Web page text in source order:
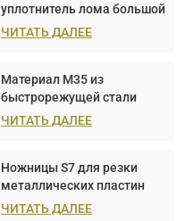
уплотнитель лома большой
емкости 1000 тонн
ЧИТАТЬ ДАЛЕЕ
Материал М35 из
быстрорежущей стали
ЧИТАТЬ ДАЛЕЕ
Ножницы S7 для резки
металлических пластин
ЧИТАТЬ ДАЛЕЕ